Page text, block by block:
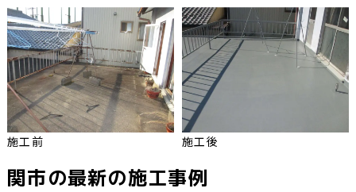
施工前 施工後
関市の最新の施工事例